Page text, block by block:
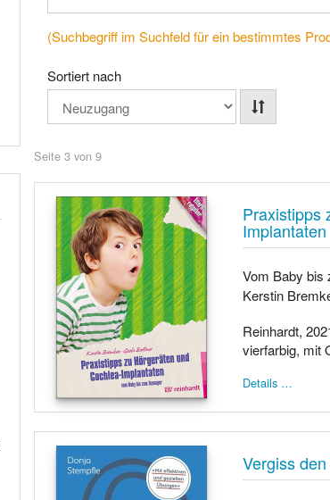
(Suchbegriff im Suchfeld für ein bestimmtes
Sortiert nach
Seite 3 von 9
Praxistipps
Implantaten
Vom Baby bis
Kerstin
Reinhardt,
vierfarbig, mit
Details …
Vergiss